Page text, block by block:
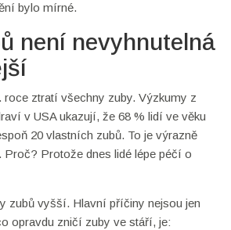
bylo mírné.
není nevyhnutelná
roce ztratí všechny zuby. Výzkumy z
v USA ukazují, že 68 % lidí ve věku
20 vlastních zubů. To je výrazně
Proč? Protože dnes lidé lépe péčí o
zubů vyšší. Hlavní příčiny nejsou jen
opravdu zničí zuby ve stáří, je: